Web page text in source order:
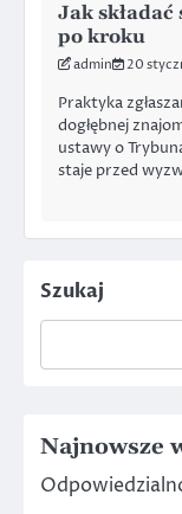
Jak
po kroku
admin 20
Praktyka
dogłębnej
ustawy o
staje przed
Szukaj
Najnowsze